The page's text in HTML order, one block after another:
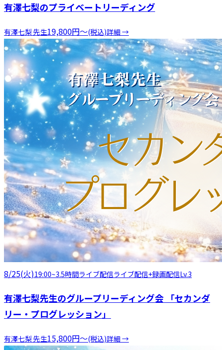
有澤七梨のプライベートリーディング
有澤七梨先生19,800円〜(税込)詳細 →
8/25(火)19:00~3.5時間ライブ配信ライブ配信+録画配信Lv.3
有澤七梨先生のグループリーディング会 「セカンダ
リー・プログレッション」
有澤七梨先生15,800円〜(税込)詳細 →